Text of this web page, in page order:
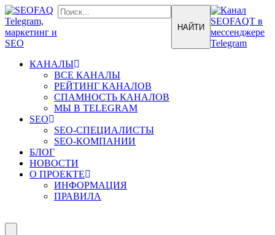
КАНАЛЫ
ВСЕ КАНАЛЫ
РЕЙТИНГ КАНАЛОВ
СПАМНОСТЬ КАНАЛОВ
МЫ В TELEGRAM
SEO
SEO-СПЕЦИАЛИСТЫ
SEO-КОМПАНИИ
БЛОГ
НОВОСТИ
О ПРОЕКТЕ
ИНФОРМАЦИЯ
ПРАВИЛА